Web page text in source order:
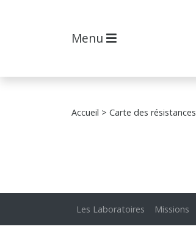
Menu
Accueil > Carte des résistances
Les Laboratoires Missions